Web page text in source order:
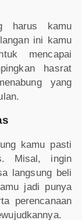
harus kamu
ini kamu
mencapai
hasrat
yang
kamu pasti
Misal, ingin
langsung beli
jadi punya
perencanaan